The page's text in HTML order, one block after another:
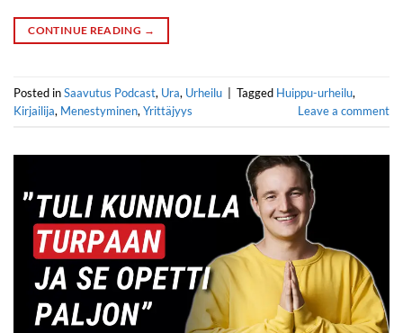
CONTINUE READING →
Posted inSaavutus Podcast, Ura, Urheilu Tagged Huippu-urheilu,
Kirjailija, Menestyminen, Yrittäjyys Leave a comment